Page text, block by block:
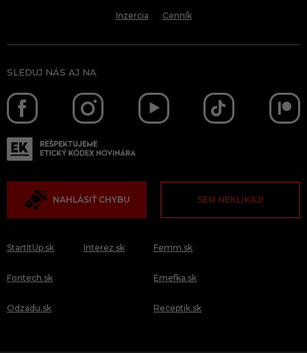
Inzercia Cenník
SLEDUJ NÁS AJ NA
NAHLÁSIŤ CHYBU SEM NEKLIKAJ!
StartItUp.sk
Fontech.sk
Odzadu.sk
Interez.sk Femm.sk
Emefka.sk
Receptik.sk